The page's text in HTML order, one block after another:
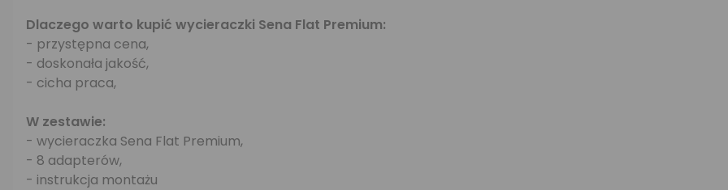
Dlaczego warto kupić wycieraczki Sena Flat Premium:
- przystępna cena,
- doskonała jakość,
- cicha praca,
W zestawie:
- wycieraczka Sena Flat Premium,
- 8 adapterów,
- instrukcja montażu